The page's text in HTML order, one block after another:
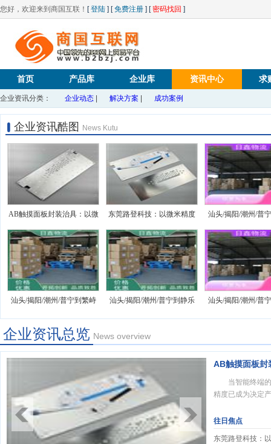
您好，欢迎来到商国互联！ [登陆 ] [免费注册 ] [密码找回 ]
首页 产品库 企业库 资讯中心 求
企业资讯分类： 企业动态 解决方案 成功案例
企业资讯酷图 News Kutu
AB触摸面板封装治具：以微
米之道筑牢触控交互的精密
基石
东莞路登科技：以微米精度
铸就互联网卫星载荷模块
的"钢铁脊梁"
汕头/揭阳/潮州/普
县货运ai
汕头/揭阳/潮州/普宁到繁峙
县货运ai
汕头/揭阳/潮州/普宁到静乐
县货运ai
汕头/揭阳/潮州/普
县货运ai
企业资讯总览 News overview
AB触摸面板封
当智能终端
精度已成为决定
往日焦点
东莞路登科技：